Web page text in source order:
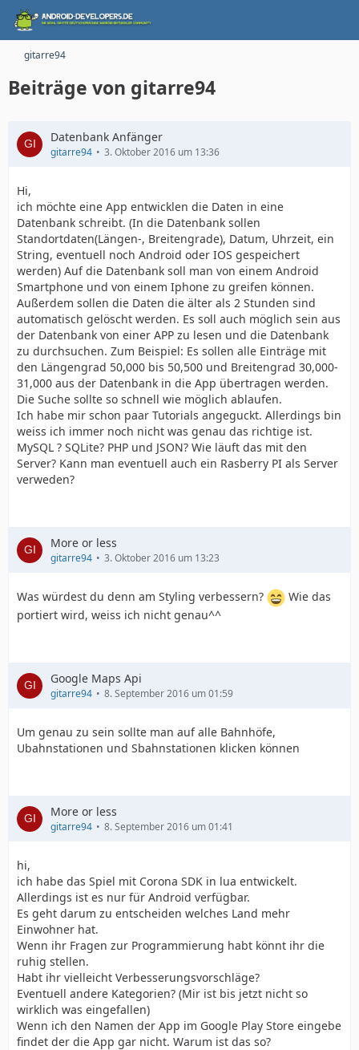
gitarre94
Beiträge von gitarre94
Datenbank Anfänger
gitarre94 3. Oktober 2016 um 13:36
Hi,
ich möchte eine App entwicklen die Daten in eine
Datenbank schreibt. (In die Datenbank sollen
Standortdaten(Längen-, Breitengrade), Datum, Uhrzeit, ein
String, eventuell noch Android oder IOS gespeichert
werden) Auf die Datenbank soll man von einem Android
Smartphone und von einem Iphone zu greifen können.
Außerdem sollen die Daten die älter als 2 Stunden sind
automatisch gelöscht werden. Es soll auch möglich sein aus
der Datenbank von einer APP zu lesen und die Datenbank
zu durchsuchen. Zum Beispiel: Es sollen alle Einträge mit
den Längengrad 50,000 bis 50,500 und Breitengrad 30,000-
31,000 aus der Datenbank in die App übertragen werden.
Die Suche sollte so schnell wie möglich ablaufen.
Ich habe mir schon paar Tutorials angeguckt. Allerdings bin
weiss ich immer noch nicht was genau das richtige ist.
MySQL ? SQLite? PHP und JSON? Wie läuft das mit den
Server? Kann man eventuell auch ein Rasberry PI als Server
verweden?
More or less
gitarre94 3. Oktober 2016 um 13:23
Was würdest du denn am Styling verbessern?
Wie das
portiert wird, weiss ich nicht genau^^
Google Maps Api
gitarre94 8. September 2016 um 01:59
Um genau zu sein sollte man auf alle Bahnhöfe,
Ubahnstationen und Sbahnstationen klicken können
More or less
gitarre94 8. September 2016 um 01:41
hi,
ich habe das Spiel mit Corona SDK in lua entwickelt.
Allerdings ist es nur für Android verfügbar.
Es geht darum zu entscheiden welches Land mehr
Einwohner hat.
Wenn ihr Fragen zur Programmierung habt könnt ihr die
ruhig stellen.
Habt ihr vielleicht Verbesserungsvorschläge?
Eventuell andere Kategorien? (Mir ist bis jetzt nicht so
wirklich was eingefallen)
Wenn ich den Namen der App im Google Play Store eingebe
findet der die App gar nicht. Warum ist das so?